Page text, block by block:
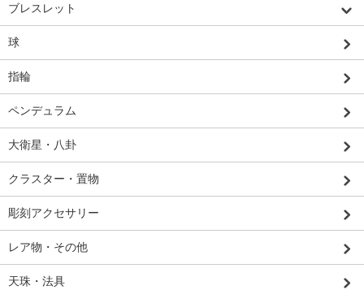
ブレスレット
球
指輪
ペンデュラム
大衛星・八卦
クラスター・置物
彫刻アクセサリー
レア物・その他
天珠・法具